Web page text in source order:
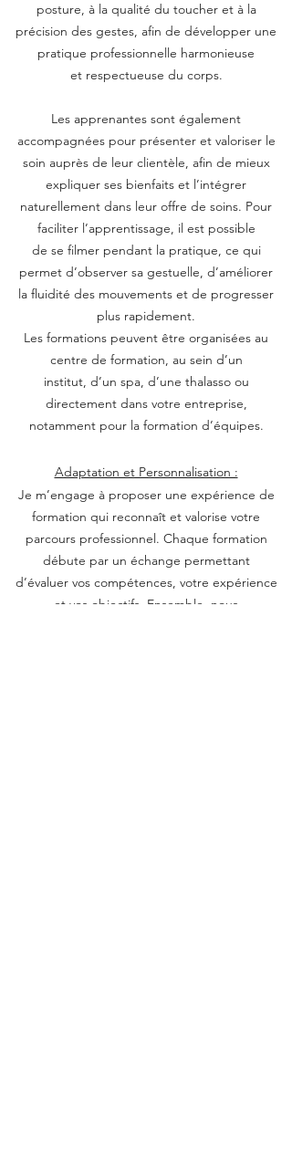
posture, à la qualité du toucher et à la
précision des gestes, afin de développer une
pratique professionnelle harmonieuse
et respectueuse du corps.
Les apprenantes sont également
accompagnées pour présenter et valoriser le
soin auprès de leur clientèle, afin de mieux
expliquer ses bienfaits et l’intégrer
naturellement dans leur offre de soins. Pour
faciliter l’apprentissage, il est possible
de se filmer pendant la pratique, ce qui
permet d’observer sa gestuelle, d’améliorer
la fluidité des mouvements et de progresser
plus rapidement.
Les formations peuvent être organisées au
centre de formation, au sein d’un
institut, d’un spa, d’une thalasso ou
directement dans votre entreprise,
notamment pour la formation d’équipes.
Adaptation et Personnalisation :
Je m’engage à proposer une expérience de
formation qui reconnaît et valorise votre
parcours professionnel. Chaque formation
débute par un échange permettant
d’évaluer vos compétences, votre expérience
et vos objectifs. Ensemble, nous